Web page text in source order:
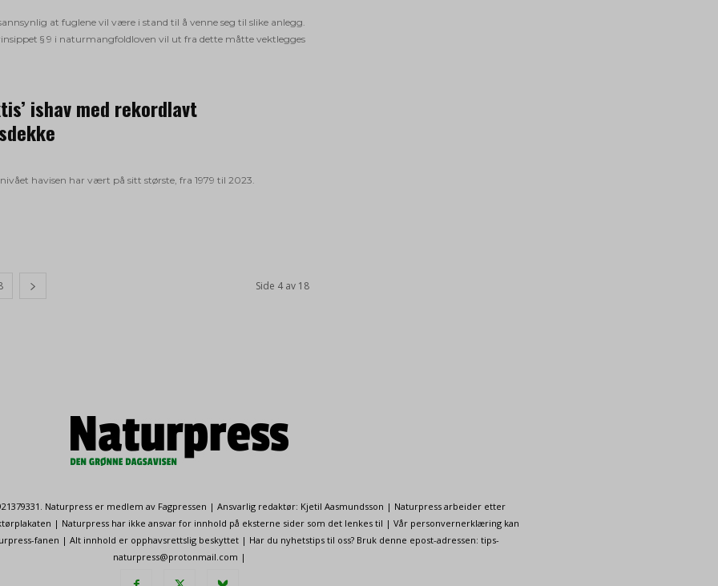
at fuglene vil være i stand til å venne seg til slike anlegg.
§ 9 i naturmangfoldloven vil ut fra dette måtte vektlegges
ishav med rekordlavt
havisen har vært på sitt største, fra 1979 til 2023.
Side 4 av 18
Naturpress er medlem av Fagpressen | Ansvarlig redaktør: Kjetil Aasmundsson | Naturpress arbeider etter
| Naturpress har ikke ansvar for innhold på eksterne sider som det lenkes til | Vår personvernerklæring kan
fanen | Alt innhold er opphavsrettslig beskyttet | Har du nyhetstips til oss? Bruk denne epost-adressen: tips-
naturpress@protonmail.com |